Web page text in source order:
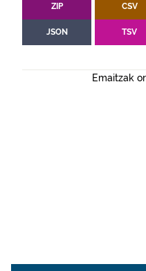
ZIP CSV
JSON TSV
Emaitzak